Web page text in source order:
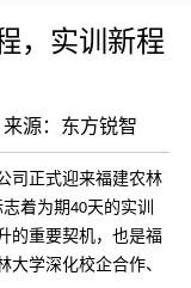
，实训新程
来源：东方锐智
司 正式迎来福建农林
着为期40天的实训
的重要契机，也是福
大学深化校企合作、